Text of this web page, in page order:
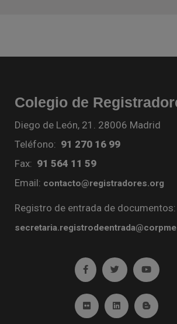
Colegio de
Diego de León, 21. 28006 Madrid
Teléfono: 91 270 16 99
Fax: 91 564 11 59
Email: contacto@registradores.org
Registro de entrada de documentos:
Ir a facebook (abre en
Ir a twitter
Ir a
Ir a Flickr (abre en
Ir a Linkedin
Ir al